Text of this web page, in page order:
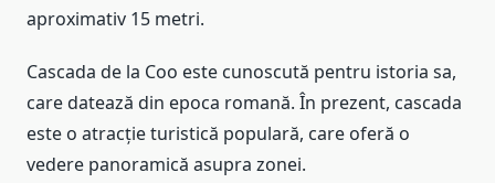
aproximativ 15 metri.
Cascada de la Coo este cunoscută pentru istoria sa,
care datează din epoca romană. În prezent, cascada
este o atracție turistică populară, care oferă o
vedere panoramică asupra zonei.